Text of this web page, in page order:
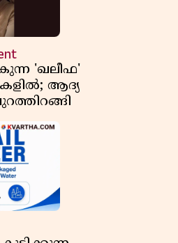
'ഖലീഫ'
ആദ്യ